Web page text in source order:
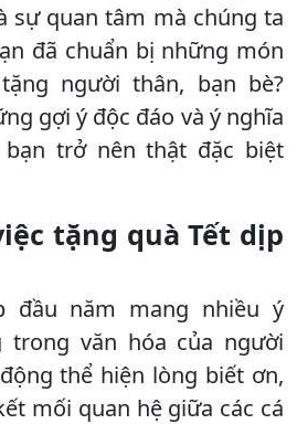
sự quan tâm mà chúng ta
đã chuẩn bị những món
người thân, bạn bè?
gợi ý độc đáo và ý nghĩa
trở nên thật đặc biệt
tặng quà Tết dịp
đầu năm mang nhiều ý
trong văn hóa của người
thể hiện lòng biết ơn,
mối quan hệ giữa các cá